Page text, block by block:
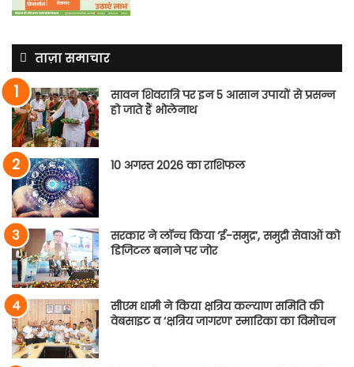
ताज़ा समाचार
सावन शिवरात्रि पर इन 5 आसान उपायों से प्रसन्न
हो जाते हैं भोलेनाथ
10 अगस्त 2026 का राशिफल
सरकार ने लॉन्च किया ‘ई-समुद्र’, समुद्री सेवाओं को
डिजिटल बनाने पर जोर
सीएम धामी ने किया क्षत्रिय कल्याण समिति की
वेबसाइट व ‘क्षत्रिय जागरण’ स्मारिका का विमोचन